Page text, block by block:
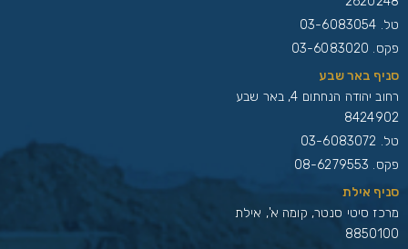
טל. 03-6083054
פקס. 03-6083020
סניף באר שבע
רחוב יהודה הנחתום 4, באר שבע
8424902
טל. 03-6083072
פקס. 08-6279553
סניף אילת
מרכז סיטי סנטר, קומה א', אילת
8850100